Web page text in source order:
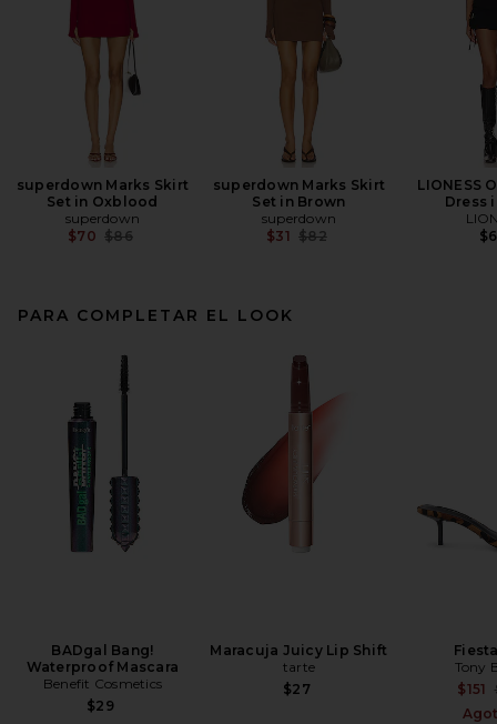
superdown Marks Skirt
Set in Oxblood
superdown
$70 Previous price:
$86
superdown Marks Skirt
Set in Brown
superdown
$31 Previous price:
$82
LIONESS
Dress
PARA COMPLETAR EL LOOK
BADgal Bang!
Waterproof Mascara
Benefit Cosmetics
$29
Maracuja Juicy Lip Shift
tarte
$27
Tony
$151